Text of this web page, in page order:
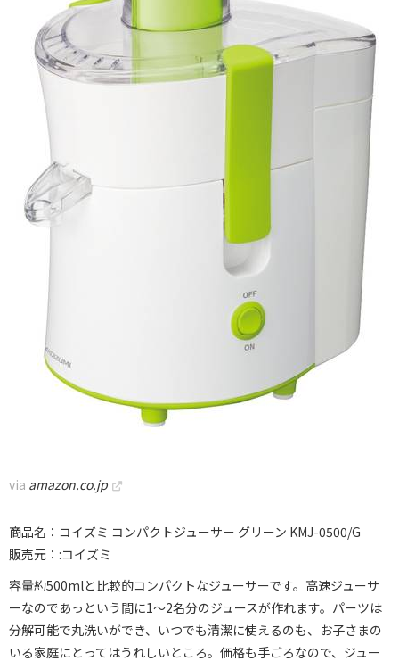
via amazon.co.jp
商品名：コイズミ コンパクトジューサー グリーン KMJ-0500/G
販売元：:コイズミ
容量約500mlと比較的コンパクトなジューサーです。高速ジューサ
ーなのであっという間に1～2名分のジュースが作れます。パーツは
分解可能で丸洗いができ、いつでも清潔に使えるのも、お子さまの
いる家庭にとってはうれしいところ。価格も手ごろなので、ジュー